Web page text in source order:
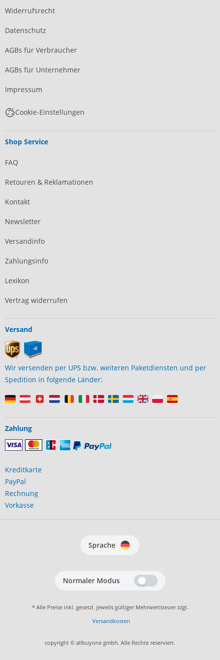
Widerrufsrecht
Datenschutz
AGBs für Verbraucher
AGBs für Unternehmer
Impressum
Cookie-Einstellungen
Shop Service
FAQ
Retouren & Reklamationen
Kontakt
Newsletter
Versandinfo
Zahlungsinfo
Lexikon
Vertrag widerrufen
Versand
Wir versenden per UPS bzw. weiteren Paketdiensten und per
Spedition in folgende Länder:
Zahlung
Kreditkarte
PayPal
Rechnung
Vorkasse
Sprache
Normaler Modus
* Alle Preise inkl. gesetzl. jeweils gültiger Mehrwertsteuer zzgl.
Versandkosten
copyright © allbuyone gmbh. Alle Rechte reserviert.